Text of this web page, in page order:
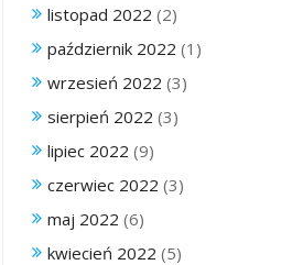
listopad 2022 (2)
październik 2022 (1)
wrzesień 2022 (3)
sierpień 2022 (3)
lipiec 2022 (9)
czerwiec 2022 (3)
maj 2022 (6)
kwiecień 2022 (5)